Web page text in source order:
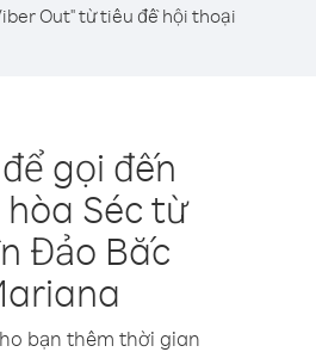
Out" từ tiêu đề hội thoại
gọi đến
Séc từ
Đảo Bắc
bạn thêm thời gian